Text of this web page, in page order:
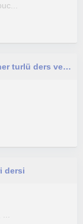
27 yillik tecrubebel8 meb ögretmeninden her turlü ders verilir
dersi